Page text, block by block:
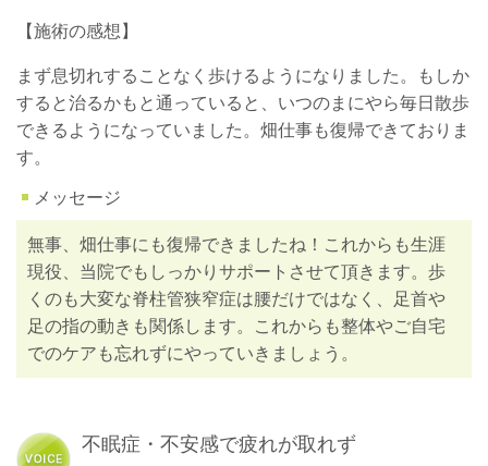
【施術の感想】
まず息切れすることなく歩けるようになりました。もしか
すると治るかもと通っていると、いつのまにやら毎日散歩
できるようになっていました。畑仕事も復帰できておりま
す。
メッセージ
無事、畑仕事にも復帰できましたね！これからも生涯
現役、当院でもしっかりサポートさせて頂きます。歩
くのも大変な脊柱管狭窄症は腰だけではなく、足首や
足の指の動きも関係します。これからも整体やご自宅
でのケアも忘れずにやっていきましょう。
不眠症・不安感で疲れが取れず